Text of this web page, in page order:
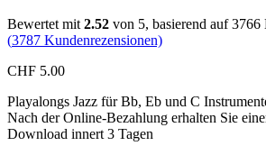
Bewertet mit 2.52 von 5, basierend auf3766
(3787 Kundenrezensionen)
CHF 5.00
Playalongs Jazz für Bb, Eb und C
Nach der Online-Bezahlung erhalten Sie
Download innert 3 Tagen